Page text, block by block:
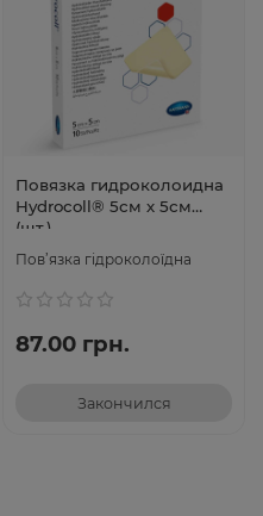
Повязка гидроколоидна
Hydrocoll® 5см х 5см
(шт.)
Пов’язка гідроколоїдна
87.00 грн.
Закончился